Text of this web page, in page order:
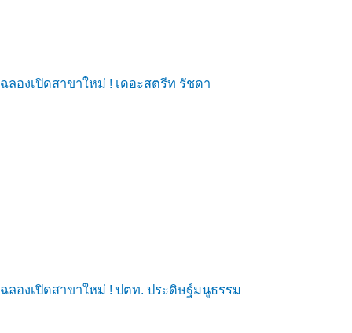
ฉลองเปิดสาขาใหม่ ! เดอะสตรีท รัชดา
ฉลองเปิดสาขาใหม่ ! ปตท. ประดิษฐ์มนูธรรม